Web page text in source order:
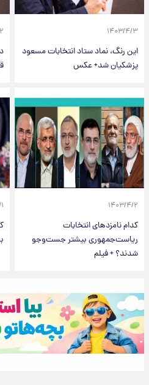
۱۴۰۳/۴/۳
این رنگ، نماد ستاد انتخابات مسعود
پزشکیان شد+ عکس
۱۴۰۳/۴/۲
کدام نامزدهای انتخابات
ریاست‌جمهوری بیشتر جست‌وجو
شدند؟ + فیلم